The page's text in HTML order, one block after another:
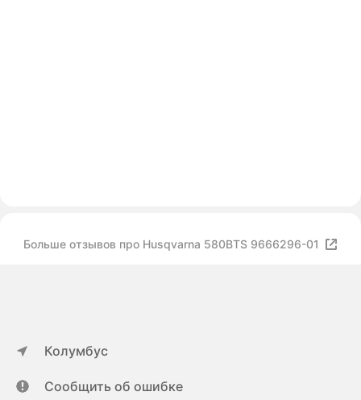
Больше отзывов про Husqvarna 580BTS 9666296-01
Колумбус
Сообщить об ошибке